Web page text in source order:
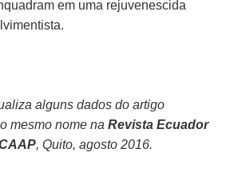
em uma rejuvenescida
alguns dados do artigo
mesmo nome naRevista Ecuador
, Quito, agosto 2016.